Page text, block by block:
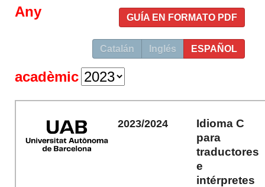
GUÍA EN FORMATO PDF
Catalán Inglés ESPAÑOL
Any
acadèmic
2023/2024
Idioma C
para
traductores
e
intérpretes